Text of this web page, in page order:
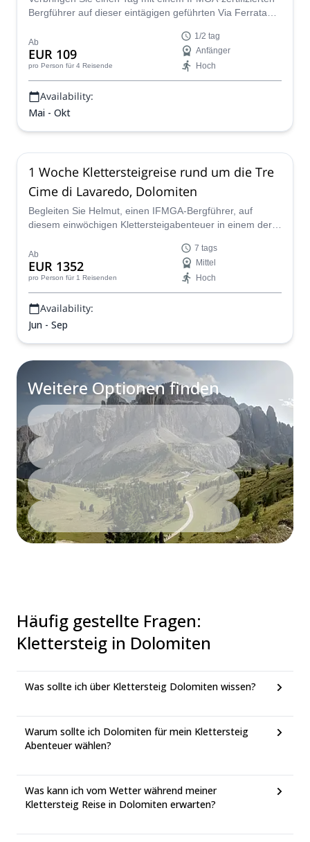
Bergführer auf dieser eintägigen geführten Via Ferrata
Ab
EUR 109
pro Person für 4 Reisende
1/2 tag
Anfänger
Hoch
Availability:
Mai - Okt
1 Woche Klettersteigreise rund um die Tre
Cime di Lavaredo, Dolomiten
Begleiten Sie Helmut, einen IFMGA-Bergführer, auf
diesem einwöchigen Klettersteigabenteuer in einem der
Lavaredo.
Ab
EUR 1352
pro Person für 1 Reisenden
7 tags
Mittel
Hoch
Availability:
Jun - Sep
Weitere Optionen finden
Häufig gestellte Fragen:
Klettersteig in Dolomiten
Was sollte ich über Klettersteig Dolomiten wissen?
Warum sollte ich Dolomiten für mein Klettersteig
Abenteuer wählen?
Was kann ich vom Wetter während meiner
Klettersteig Reise in Dolomiten erwarten?